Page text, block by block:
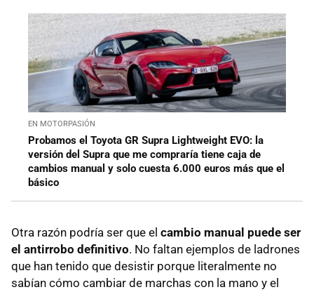
EN MOTORPASIÓN
Probamos el Toyota GR Supra Lightweight EVO: la
versión del Supra que me compraría tiene caja de
cambios manual y solo cuesta 6.000 euros más que el
básico
Otra razón podría ser que el cambio manual puede ser
el antirrobo definitivo. No faltan ejemplos de ladrones
que han tenido que desistir porque literalmente no
sabían cómo cambiar de marchas con la mano y el